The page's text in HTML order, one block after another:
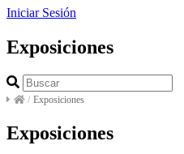
Iniciar Sesión
Exposiciones
/ Exposiciones
Exposiciones